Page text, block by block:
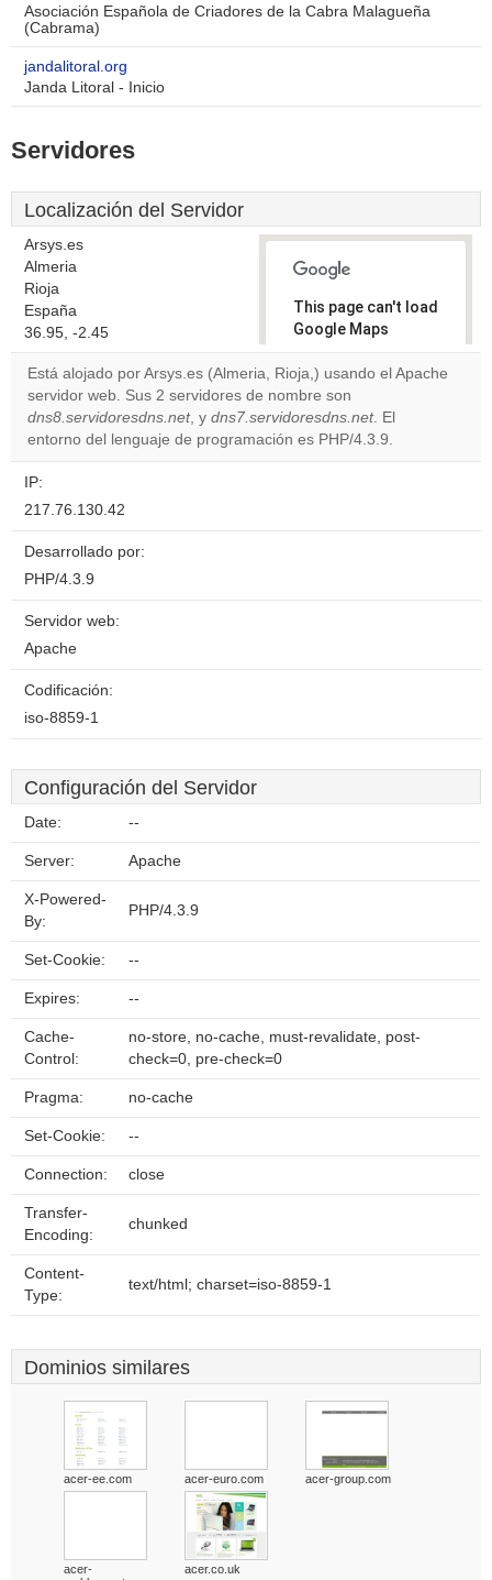
Asociación Española de Criadores de la Cabra Malagueña
(Cabrama)
jandalitoral.org
Janda Litoral - Inicio
Servidores
Localización del Servidor
Arsys.es
Almeria
Rioja
España
36.95, -2.45
This page can't load
Google Maps
correctly.
Do you
own this
website?
Está alojado por Arsys.es (Almeria, Rioja,) usando el Apache
servidor web. Sus 2 servidores de nombre son
dns8.servidoresdns.net, y dns7.servidoresdns.net. El
entorno del lenguaje de programación es PHP/4.3.9.
IP:
217.76.130.42
Desarrollado por:
PHP/4.3.9
Servidor web:
Apache
Codificación:
iso-8859-1
Configuración del Servidor
Date: --
Server: Apache
X-Powered-
By:
PHP/4.3.9
Set-Cookie: --
Expires: --
Cache-
Control:
no-store, no-cache, must-revalidate, post-
check=0, pre-check=0
Pragma: no-cache
Set-Cookie: --
Connection: close
Transfer-
Encoding:
chunked
Content-
Type:
text/html; charset=iso-8859-1
Dominios similares
acer-ee.com acer-euro.com acer-group.com
acer-
acer.co.uk